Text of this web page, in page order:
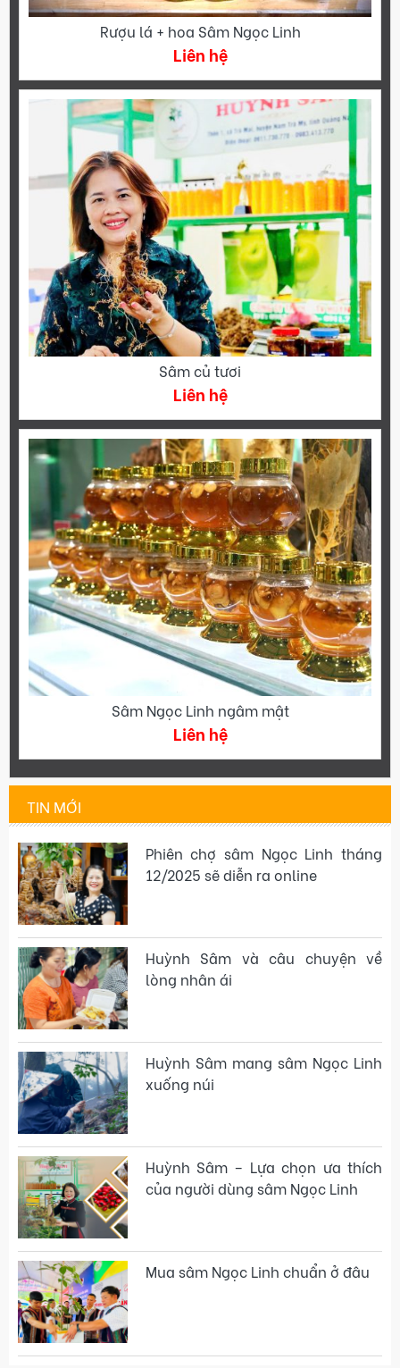
Rượu lá + hoa Sâm Ngọc Linh
Liên hệ
Sâm củ tươi
Liên hệ
Sâm Ngọc Linh ngâm mật
Liên hệ
TIN MỚI
Phiên chợ sâm Ngọc Linh tháng
12/2025 sẽ diễn ra online
Huỳnh Sâm và câu chuyện về
lòng nhân ái
Huỳnh Sâm mang sâm Ngọc Linh
xuống núi
Huỳnh Sâm – Lựa chọn ưa thích
của người dùng sâm Ngọc Linh
Mua sâm Ngọc Linh chuẩn ở đâu